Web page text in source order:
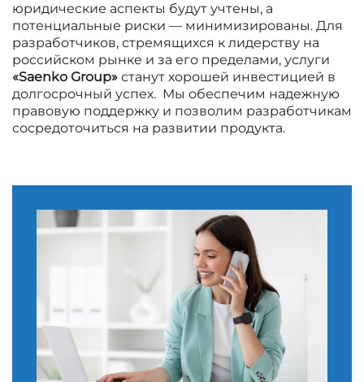
юридические аспекты будут учтены, а
потенциальные риски — минимизированы. Для
разработчиков, стремящихся к лидерству на
российском рынке и за его пределами, услуги
«Saenko Group» станут хорошей инвестицией в
долгосрочный успех. Мы обеспечим надежную
правовую поддержку и позволим разработчикам
сосредоточиться на развитии продукта.